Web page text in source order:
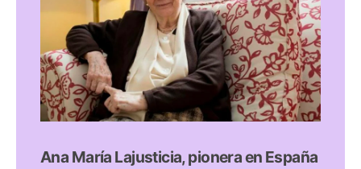
Ana María Lajusticia, pionera en España